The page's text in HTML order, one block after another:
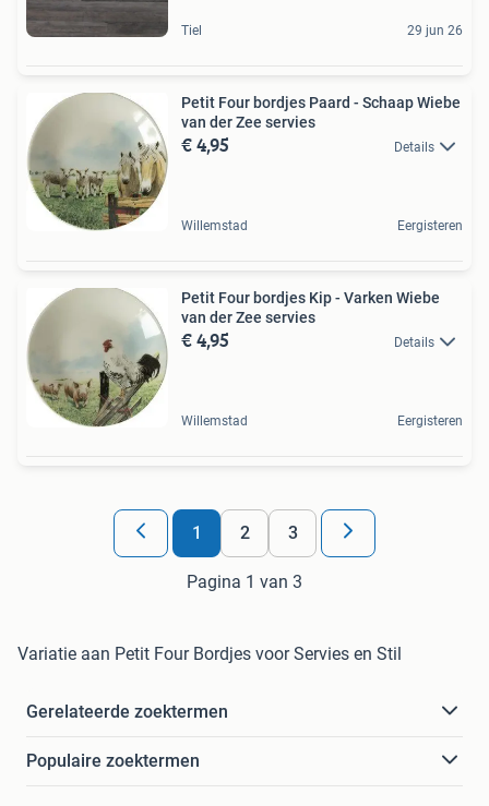
Tiel 29 jun 26
Petit Four bordjes Paard - Schaap Wiebe
van der Zee servies
€ 4,95 Details
Willemstad Eergisteren
Petit Four bordjes Kip - Varken Wiebe
van der Zee servies
€ 4,95 Details
Willemstad Eergisteren
1 2 3
Pagina 1 van 3
Variatie aan Petit Four Bordjes voor Servies en Stil
Gerelateerde zoektermen
Populaire zoektermen